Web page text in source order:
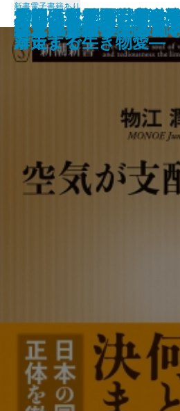
だからヤクザを辞め
社会メルトダウン―
最新研究が示す 病
新常識
あなたはなぜ誤解さ
「私」を演出する技
兜町の風雲児―中江
白―
うんちの行方
本当は危ない国産食
「病」を引き起こす
半グレ―反社会勢力
2021年以後の世界秩
を読む20のアングル
書きたい人のための
スマホ脳
新書電子書籍あり
空気が支配する国
ベートーヴェンと日
ブラック霞が関
パワハラ問題―アウ
対策まで―
「池の水」抜くのは
暴走する生き物愛―
生き抜くヒント
いじめとひきこもり
コンビニは通える引
天才 富永仲基―独創
絶対に挫折しない日